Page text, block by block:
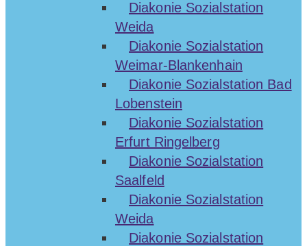
Diakonie Sozialstation
Weida
Diakonie Sozialstation
Weimar-Blankenhain
Diakonie Sozialstation Bad
Lobenstein
Diakonie Sozialstation
Erfurt Ringelberg
Diakonie Sozialstation
Saalfeld
Diakonie Sozialstation
Weida
Diakonie Sozialstation